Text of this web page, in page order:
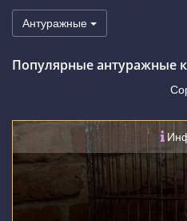
Рейтинги
На карте
Антуражные
Популярные антуражные